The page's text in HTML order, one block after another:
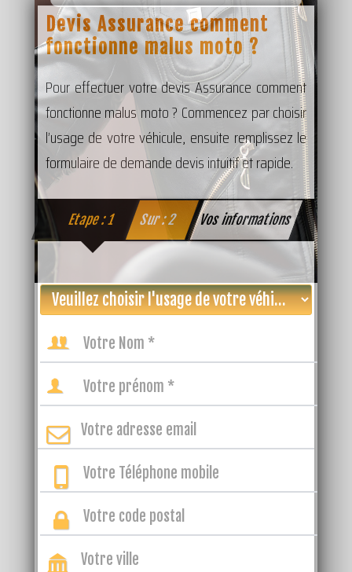
Devis Assurance comment
fonctionne malus moto ?
Pour effectuer votre devis Assurance comment
fonctionne malus moto ? Commencez par choisir
l’usage de votre véhicule, ensuite remplissez le
formulaire de demande devis intuitif et rapide.
Etape : 1 Sur : 2 Vos informations